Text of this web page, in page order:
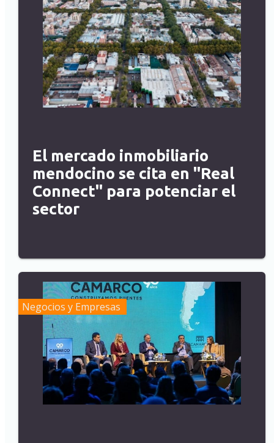
El mercado inmobiliario
mendocino se cita en "Real
Connect" para potenciar el
sector
Negocios y Empresas